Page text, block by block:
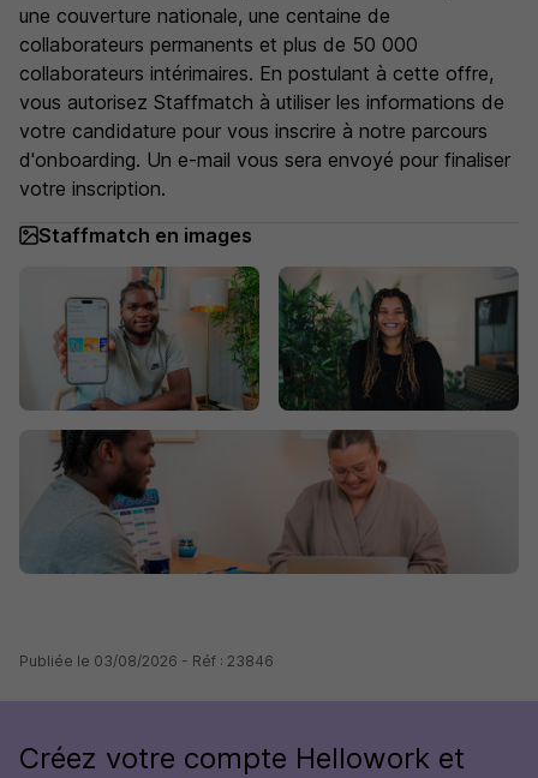
une couverture nationale, une centaine de
collaborateurs permanents et plus de 50 000
collaborateurs intérimaires. En postulant à cette offre,
vous autorisez Staffmatch à utiliser les informations de
votre candidature pour vous inscrire à notre parcours
d'onboarding. Un e-mail vous sera envoyé pour finaliser
votre inscription.
Staffmatch en images
Publiée le 03/08/2026 - Réf : 23846
Créez votre compte Hellowork et